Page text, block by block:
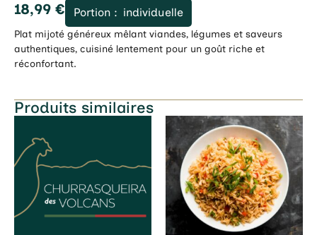
18,99 € Portion : individuelle
Plat mijoté généreux mêlant viandes, légumes et saveurs
authentiques, cuisiné lentement pour un goût riche et
réconfortant.
Produits similaires